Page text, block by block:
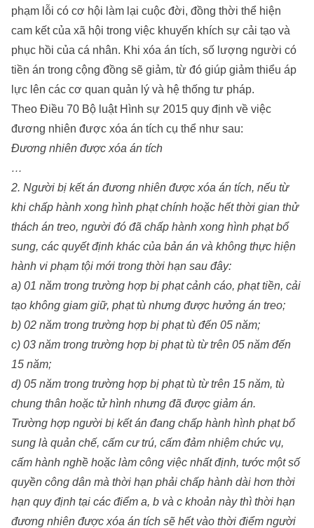
phạm lỗi có cơ hội làm lại cuộc đời, đồng thời thể hiện
cam kết của xã hội trong việc khuyến khích sự cải tạo và
phục hồi của cá nhân. Khi xóa án tích, số lượng người có
tiền án trong cộng đồng sẽ giảm, từ đó giúp giảm thiểu áp
lực lên các cơ quan quản lý và hệ thống tư pháp.
Theo Điều 70 Bộ luật Hình sự 2015 quy định về việc
đương nhiên được xóa án tích cụ thể như sau:
Đương nhiên được xóa án tích
…
2. Người bị kết án đương nhiên được xóa án tích, nếu từ
khi chấp hành xong hình phạt chính hoặc hết thời gian thử
thách án treo, người đó đã chấp hành xong hình phạt bổ
sung, các quyết định khác của bản án và không thực hiện
hành vi phạm tội mới trong thời hạn sau đây:
a) 01 năm trong trường hợp bị phạt cảnh cáo, phạt tiền, cải
tạo không giam giữ, phạt tù nhưng được hưởng án treo;
b) 02 năm trong trường hợp bị phạt tù đến 05 năm;
c) 03 năm trong trường hợp bị phạt tù từ trên 05 năm đến
15 năm;
d) 05 năm trong trường hợp bị phạt tù từ trên 15 năm, tù
chung thân hoặc tử hình nhưng đã được giảm án.
Trường hợp người bị kết án đang chấp hành hình phạt bổ
sung là quản chế, cấm cư trú, cấm đảm nhiệm chức vụ,
cấm hành nghề hoặc làm công việc nhất định, tước một số
quyền công dân mà thời hạn phải chấp hành dài hơn thời
hạn quy định tại các điểm a, b và c khoản này thì thời hạn
đương nhiên được xóa án tích sẽ hết vào thời điểm người